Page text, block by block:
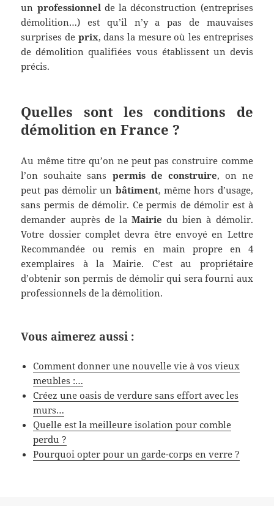
un professionnelde la déconstruction (entreprises
démolition…) est qu’il n’y a pas de mauvaises
surprises de prix, dans la mesure où les entreprises
de démolition qualifiées vous établissent un devis
précis.
Quelles sont les conditions de
démolition en France ?
Au même titre qu’on ne peut pas construire comme
l’on souhaite sans permis de construire, on ne
peut pas démolir un bâtiment, même hors d’usage,
sans permis de démolir. Ce permis de démolir est à
demander auprès de la Mairie du bien à démolir.
Votre dossier complet devra être envoyé en Lettre
Recommandée ou remis en main propre en 4
exemplaires à la Mairie. C’est au propriétaire
d’obtenir son permis de démolir qui sera fourni aux
professionnels de la démolition.
Vous aimerez aussi :
Comment donner une nouvelle vie à vos vieux
meubles :…
Créez une oasis de verdure sans effort avec les
murs…
Quelle est la meilleure isolation pour comble
perdu ?
Pourquoi opter pour un garde-corps en verre ?